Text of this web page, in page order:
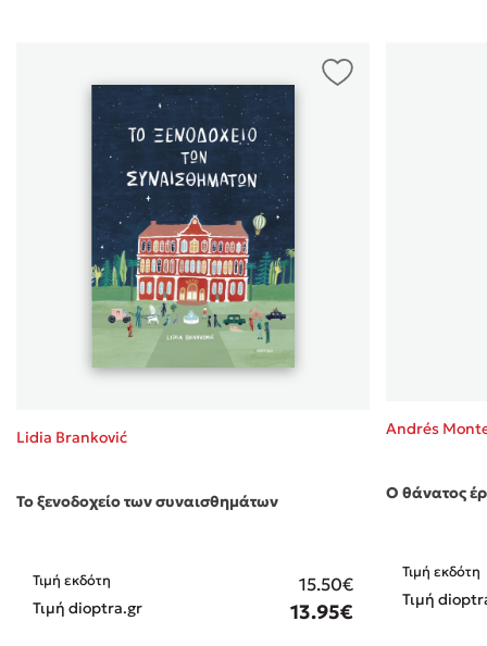
Lidia Branković
Το ξενοδοχείο των συναισθημάτων
Τιμή εκδότη 15.50€
Τιμή dioptra.gr 13.95€
Andrés
Ο θάνατος
Τιμή εκδότη
Τιμή